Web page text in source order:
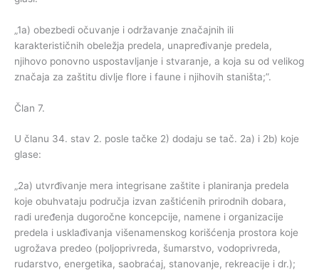
„1a) obezbedi očuvanje i održavanje značajnih ili
karakterističnih obeležja predela, unapređivanje predela,
njihovo ponovno uspostavljanje i stvaranje, a koja su od velikog
značaja za zaštitu divlje flore i faune i njihovih staništa;”.
Član 7.
U članu 34. stav 2. posle tačke 2) dodaju se tač. 2a) i 2b) koje
glase:
„2a) utvrđivanje mera integrisane zaštite i planiranja predela
koje obuhvataju područja izvan zaštićenih prirodnih dobara,
radi uređenja dugoročne koncepcije, namene i organizacije
predela i usklađivanja višenamenskog korišćenja prostora koje
ugrožava predeo (poljoprivreda, šumarstvo, vodoprivreda,
rudarstvo, energetika, saobraćaj, stanovanje, rekreacije i dr.);